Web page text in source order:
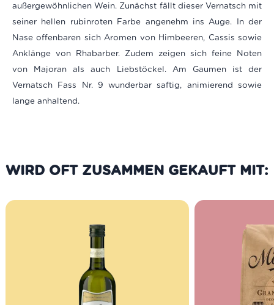
außergewöhnlichen Wein. Zunächst fällt dieser Vernatsch mit
seiner hellen rubinroten Farbe angenehm ins Auge. In der
Nase offenbaren sich Aromen von Himbeeren, Cassis sowie
Anklänge von Rhabarber. Zudem zeigen sich feine Noten
von Majoran als auch Liebstöckel. Am Gaumen ist der
Vernatsch Fass Nr. 9 wunderbar saftig, animierend sowie
lange anhaltend.
WIRD OFT ZUSAMMEN GEKAUFT MIT: